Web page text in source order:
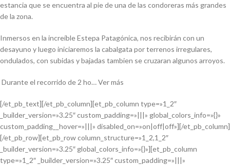
estancia que se encuentra al pie de una de las condoreras más grandes
de la zona.
Inmersos en la increíble Estepa Patagónica, nos recibirán con un
desayuno y luego iniciaremos la cabalgata por terrenos irregulares,
ondulados, con subidas y bajadas tambien se cruzaran algunos arroyos.
Durante el recorrido de 2 ho… Ver más
[/et_pb_text][/et_pb_column][et_pb_column type=»1_2″
_builder_version=»3.25″ custom_padding=»|||» global_colors_info=»{}»
custom_padding__hover=»|||» disabled_on=»on|off|off»][/et_pb_column]
[/et_pb_row][et_pb_row column_structure=»1_2,1_2″
_builder_version=»3.25″ global_colors_info=»{}»][et_pb_column
type=»1_2″ _builder_version=»3.25″ custom_padding=»|||»